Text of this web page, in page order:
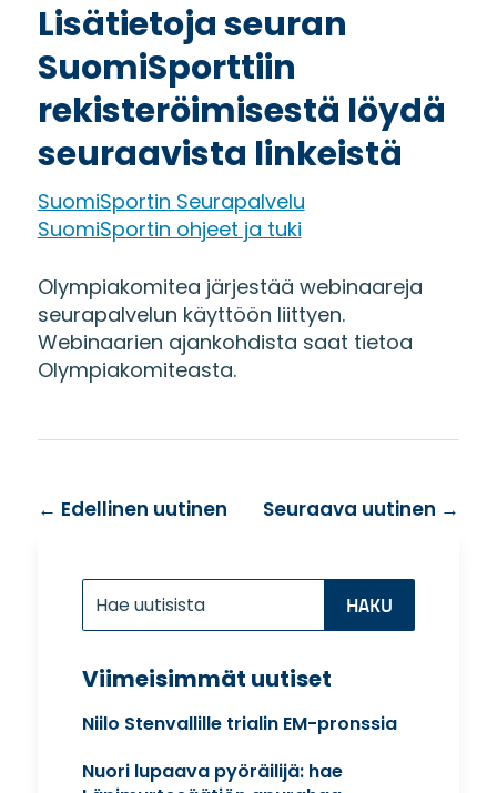
Lisätietoja seuran
SuomiSporttiin
rekisteröimisestä löydä
seuraavista linkeistä
SuomiSportin Seurapalvelu
SuomiSportin ohjeet ja tuki
Olympiakomitea järjestää webinaareja
seurapalvelun käyttöön liittyen.
Webinaarien ajankohdista saat tietoa
Olympiakomiteasta.
← Edellinen uutinen Seuraava uutinen →
for...
Viimeisimmät uutiset
Niilo Stenvallille trialin EM-pronssia
Nuori lupaava pyöräilijä: hae